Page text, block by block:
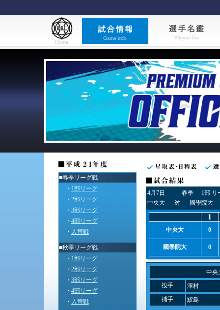
■春季リーグ戦
・ 1部リーグ
・ 2部リーグ
・ 3部リーグ
・ 4部リーグ
・ 入替戦
■秋季リーグ戦
・ 1部リーグ
・ 2部リーグ
・ 3部リーグ
・ 4部リーグ
・ 入替戦
4月7日 春季
1部 リ
中央大
対 國學院大
中央大 0
國學院大 0
中央
投手
澤村
捕手
鮫島